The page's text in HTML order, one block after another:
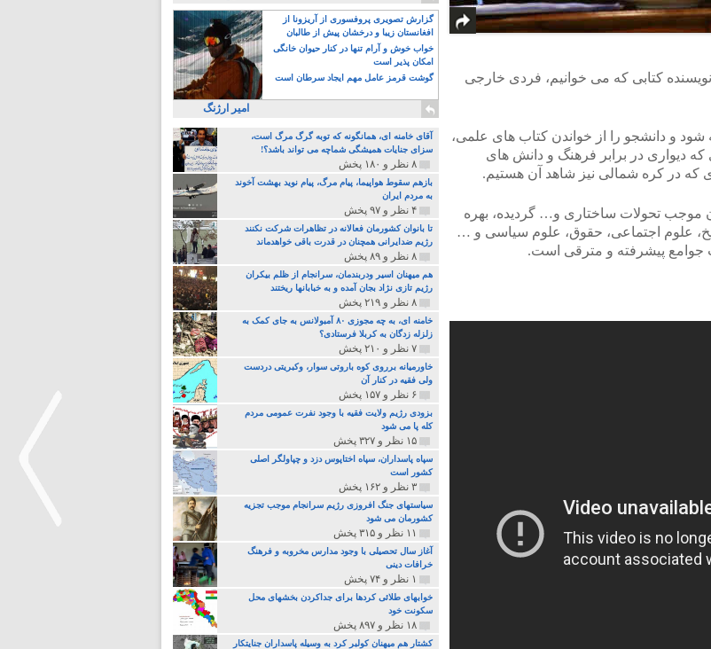
کتابی که می خوانیم، فردی خارجی
و دانشجو را از خواندن کتاب های علمی،
دیواری در برابر فرهنگ و دانش های
که در کره شمالی نیز شاهد آن هستیم.
تحولات ساختاری و… گردیده، بهره
علوم اجتماعی، حقوق، علوم سیاسی و …
پیشرفته و مترقی است.
گزارش تصویری پروفسوری از آریزونا از
افغانستان زیبا و درخشان پیش از طالبان
خواب خوش و آرام تنها در کنار حیوان خانگی
امکان پذیر است
گوشت قرمز عامل مهم ایجاد سرطان است
امیر ارژنگ
آقای خامنه ای، همانگونه که توبه گرگ مرگ است،
سزای جنایات همیشگی شماچه می تواند باشد؟!
۸ نظر و ۱۸۰ پخش
بازهم سقوط هواپیما، پیام مرگ، پیام نوید بهشت آخوند
به مردم ایران
۴ نظر و ۹۷ پخش
تا بانوان کشورمان فعالانه در تظاهرات شرکت نکنند
رژیم ضدایرانی همچنان در قدرت باقی خواهدماند
۸ نظر و ۸۹ پخش
هم میهنان اسیر ودربندمان، سرانجام از ظلم بیکران
رژیم تازی نژاد بجان آمده و به خبابانها ریختند
۸ نظر و ۲۱۹ پخش
خامنه ای، به چه مجوزی ۸۰ آمبولانس به جای کمک به
زلزله زدگان به کربلا فرستادی؟
۷ نظر و ۲۱۰ پخش
خاورمیانه برروی کوه باروتی سوار، وکبریتی دردست
ولی فقیه در کنار آن
۶ نظر و ۱۵۷ پخش
بزودی رژیم ولایت فقیه با وجود نفرت عمومی مردم
کله پا می شود
۱۵ نظر و ۳۲۷ پخش
سپاه پاسداران، سپاه اختاپوس دزد و چپاولگر اصلی
کشور است
۳ نظر و ۱۶۲ پخش
سیاستهای جنگ افروزی رژیم سرانجام موجب تجزیه
کشورمان می شود
۱۱ نظر و ۳۱۵ پخش
آغاز سال تحصیلی با وجود مدارس مخروبه و فرهنگ
خرافات دینی
۱ نظر و ۷۴ پخش
خوابهای طلائی کردها برای جداکردن بخشهای محل
سکونت خود
۱۸ نظر و ۸۹۷ پخش
کشتار هم میهنان کولبر کرد به وسیله پاسداران جنایتکار